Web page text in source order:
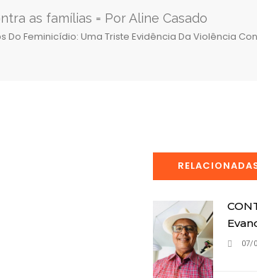
as famílias = Por Aline Casado
Do Feminicídio: Uma Triste Evidência Da Violência
07/